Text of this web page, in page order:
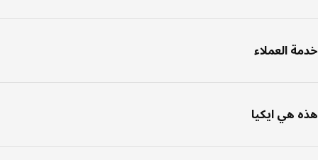
العملاء
هي ايكيا